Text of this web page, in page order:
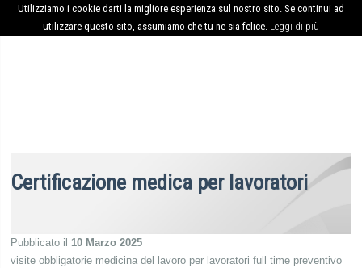
Utilizziamo i cookie darti la migliore esperienza sul nostro sito. Se continui ad
utilizzare questo sito, assumiamo che tu ne sia felice. Leggi di più
Certificazione medica per lavoratori
Pubblicato il 10 Marzo 2025
visite obbligatorie medicina del lavoro per lavoratori full time preventivo